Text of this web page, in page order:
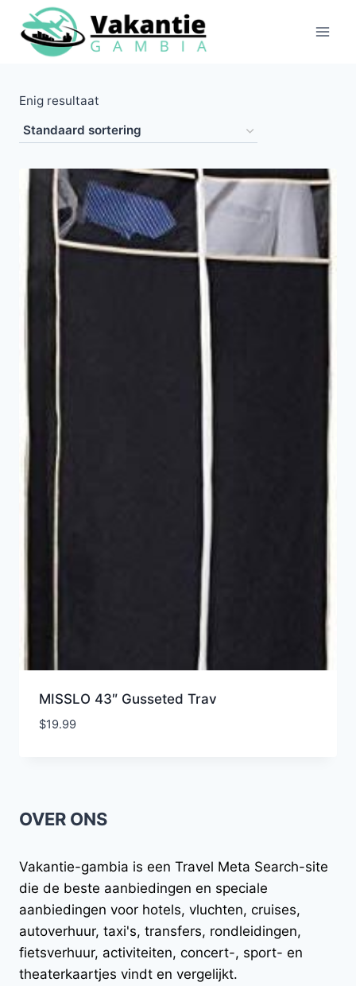
Doorgaan
naar
inhoud
Enig resultaat
MISSLO 43″ Gusseted Trav
$19.99
OVER ONS
Vakantie-gambia is een Travel Meta Search-site
die de beste aanbiedingen en speciale
aanbiedingen voor hotels, vluchten, cruises,
autoverhuur, taxi's, transfers, rondleidingen,
fietsverhuur, activiteiten, concert-, sport- en
theaterkaartjes vindt en vergelijkt.